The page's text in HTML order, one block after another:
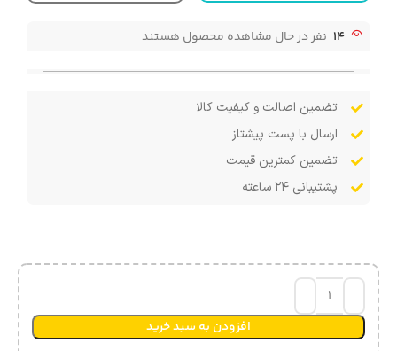
14 نفر در حال مشاهده محصول هستند
تضمین اصالت و کیفیت کالا
ارسال با پست پیشتاز
تضمین کمترین قیمت
پشتیبانی ۲۴ ساعته
افزودن به سبد خرید